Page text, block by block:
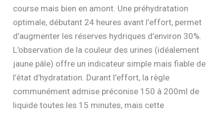
course mais bien en amont. Une préhydratation
optimale, débutant 24 heures avant l’effort, permet
d’augmenter les réserves hydriques d’environ 30%.
L’observation de la couleur des urines (idéalement
jaune pâle) offre un indicateur simple mais fiable de
l’état d’hydratation. Durant l’effort, la règle
communément admise préconise 150 à 200ml de
liquide toutes les 15 minutes, mais cette